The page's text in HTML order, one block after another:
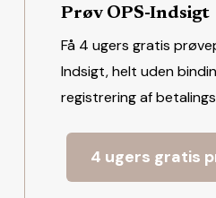
Prøv OPS-Indsigt
Få 4 ugers gratis
Indsigt, helt uden
registrering af
4 ugers gratis